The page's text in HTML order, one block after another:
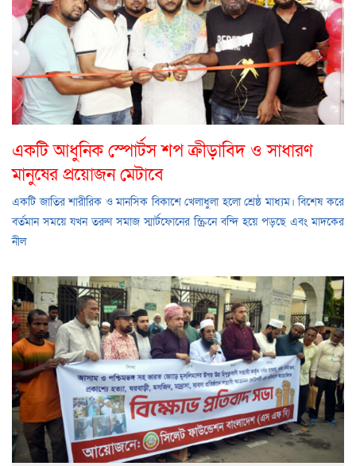
একটি আধুনিক স্পোর্টস শপ ক্রীড়াবিদ ও সাধারণ
মানুষের প্রয়োজন মেটাবে
একটি জাতির শারীরিক ও মানসিক বিকাশে খেলাধুলা হলো শ্রেষ্ঠ মাধ্যম। বিশেষ করে
বর্তমান সময়ে যখন তরুণ সমাজ স্মার্টফোনের স্ক্রিনে বন্দি হয়ে পড়ছে এবং মাদকের
নীল